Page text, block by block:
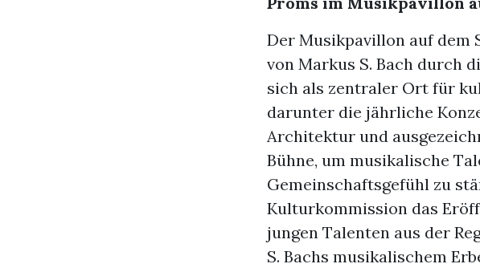
Der Musikpavillon auf dem
von Markus S. Bach durch
sich als zentraler Ort für
darunter die jährliche
Architektur und
Bühne, um musikalische
Gemeinschaftsgefühl zu
Kulturkommission das
jungen Talenten aus der
S. Bachs musikalischem